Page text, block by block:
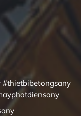
#thietbibetongsany